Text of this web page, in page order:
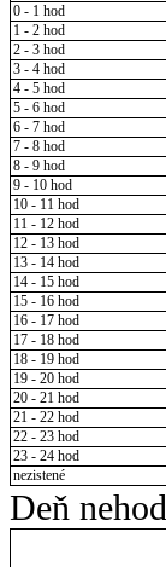
0 - 1 hod
1 - 2 hod
2 - 3 hod
3 - 4 hod
4 - 5 hod
5 - 6 hod
6 - 7 hod
7 - 8 hod
8 - 9 hod
9 - 10 hod
10 - 11 hod
11 - 12 hod
12 - 13 hod
13 - 14 hod
14 - 15 hod
15 - 16 hod
16 - 17 hod
17 - 18 hod
18 - 19 hod
19 - 20 hod
20 - 21 hod
21 - 22 hod
22 - 23 hod
23 - 24 hod
nezistené
Deň